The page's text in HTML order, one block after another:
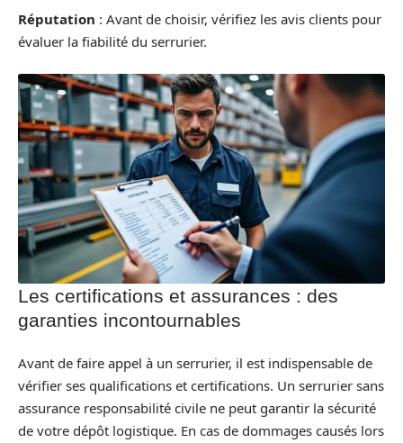
Réputation : Avant de choisir, vérifiez les avis clients pour
évaluer la fiabilité du serrurier.
Les certifications et assurances : des
garanties incontournables
Avant de faire appel à un serrurier, il est indispensable de
vérifier ses qualifications et certifications. Un serrurier sans
assurance responsabilité civile ne peut garantir la sécurité
de votre dépôt logistique. En cas de dommages causés lors